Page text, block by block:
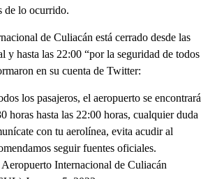
de lo ocurrido.
de Culiacán está cerrado desde las
y hasta las 22:00 “por la seguridad de todos
en su cuenta de Twitter:
los pasajeros, el aeropuerto se encontrará
horas hasta las 22:00 horas, cualquier duda
con tu aerolínea, evita acudir al
seguir fuentes oficiales.
Internacional de Culiacán